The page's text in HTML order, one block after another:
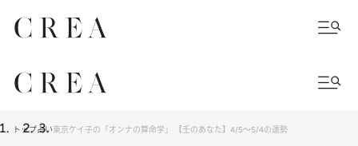
トップ占い東京ケイ子の「オンナの算命学」 【壬のあなた】4/5～5/4の運勢